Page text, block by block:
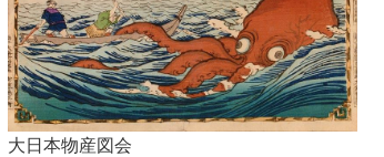
大日本物産図会